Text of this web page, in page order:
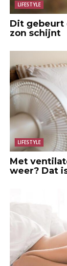
LIFESTYLE
Dit gebeurt
zon schijnt
LIFESTYLE
Met
weer? Dat